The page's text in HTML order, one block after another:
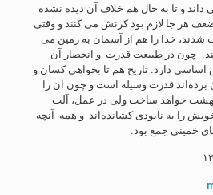
و تا به حال هم خلاف آن دیده نشده
هر جا لازم بود کرنش می کنند و وقتی
خدا را هم از آسمان به زمین می
چون در طبیعت قدرت و انحصار آن
دارد. تاریخ هم تا بخواهی کسان و
برده‌اند قدرت وسیله است و چون آن ‌را
بهشت خواهد ساخت ولی در عمل، آلت
را به نابودی کشانده‌اند و همه آنچه
خمینی جمع بود.